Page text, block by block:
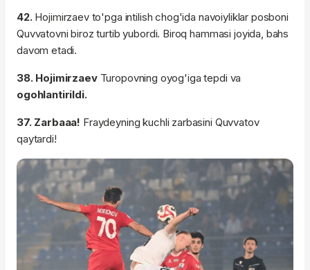
42. Hojimirzaev to'pga intilish chog'ida navoiyliklar posboni
Quvvatovni biroz turtib yubordi. Biroq hammasi joyida, bahs
davom etadi.
38. HojimirzaevTuropovning oyog'iga tepdi va
ogohlantirildi.
37. Zarbaaa! Fraydeyning kuchli zarbasini Quvvatov
qaytardi!